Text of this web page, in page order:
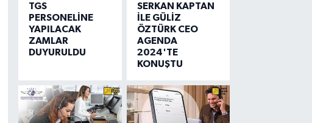
TGS
PERSONELİNE
YAPILACAK
ZAMLAR
DUYURULDU
SERKAN KAPTAN
İLE GÜLİZ
ÖZTÜRK CEO
AGENDA
2024'TE
KONUŞTU